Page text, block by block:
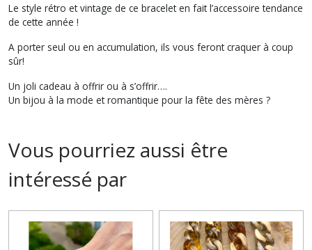
Le style rétro et vintage de ce bracelet en fait l’accessoire tendance
de cette année !
A porter seul ou en accumulation, ils vous feront craquer à coup
sûr!
Un joli cadeau à offrir ou à s’offrir….
Un bijou à la mode et romantique pour la fête des mères ?
Vous pourriez aussi être
intéressé par